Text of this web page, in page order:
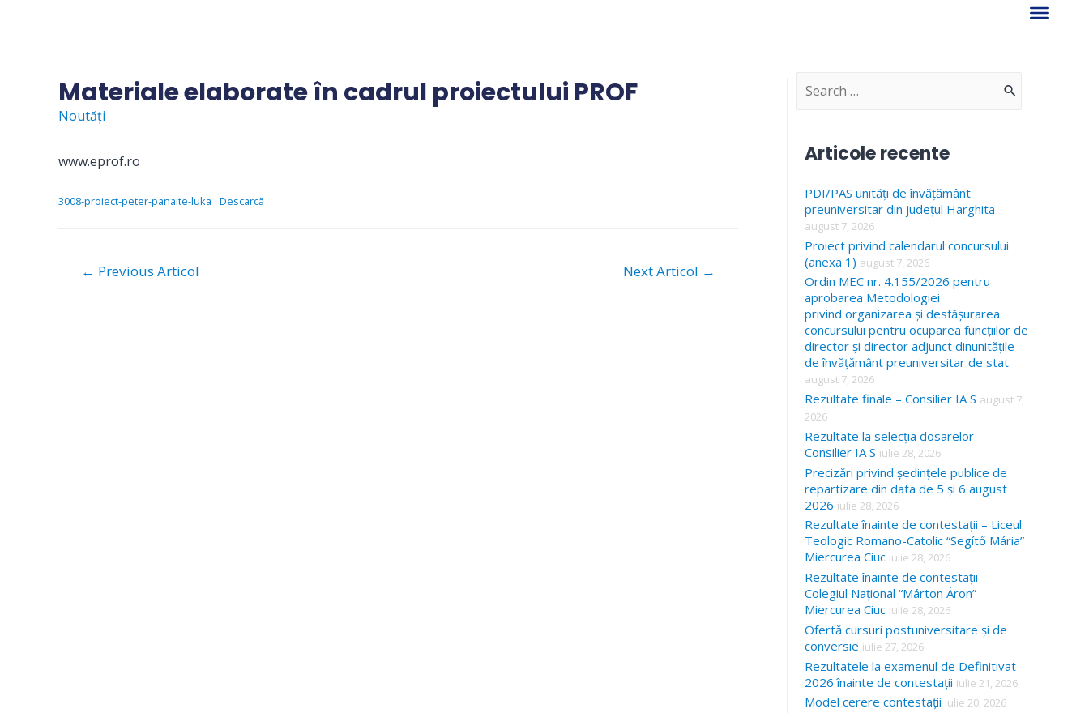
Materiale elaborate în cadrul proiectului PROF
Noutăți
www.eprof.ro
3008-proiect-peter-panaite-luka Descarcă
Navigare
← Previous Articol Next Articol →
S
c
h
f
o
r
:
Articole recente
PDI/PAS unități de învățământ
preuniversitar din județul Harghita
august 7, 2026
Proiect privind calendarul concursului
(anexa 1) august 7, 2026
Ordin MEC nr. 4.155/2026 pentru
aprobarea Metodologiei
privind organizarea și desfășurarea
concursului pentru ocuparea funcțiilor de
director și director adjunct dinunitățile
de învățământ preuniversitar de stat
august 7, 2026
Rezultate finale – Consilier IA S august 7,
2026
Rezultate la selecția dosarelor –
Consilier IA S iulie 28, 2026
Precizări privind ședințele publice de
repartizare din data de 5 și 6 august
2026 iulie 28, 2026
Rezultate înainte de contestații – Liceul
Teologic Romano-Catolic “Segítő Mária”
Miercurea Ciuc iulie 28, 2026
Rezultate înainte de contestații –
Colegiul Național “Márton Áron”
Miercurea Ciuc iulie 28, 2026
Ofertă cursuri postuniversitare și de
conversie iulie 27, 2026
Rezultatele la examenul de Definitivat
2026 înainte de contestații iulie 21, 2026
Model cerere contestații iulie 20, 2026